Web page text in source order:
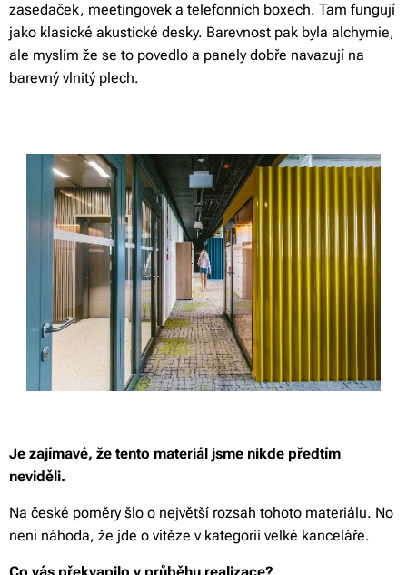
zasedaček, meetingovek a telefonních boxech. Tam fungují
jako klasické akustické desky. Barevnost pak byla alchymie,
ale myslím že se to povedlo a panely dobře navazují na
barevný vlnitý plech.
Je zajímavé, že tento materiál jsme nikde předtím
neviděli.
Na české poměry šlo o největší rozsah tohoto materiálu. No
není náhoda, že jde o vítěze v kategorii velké kanceláře.